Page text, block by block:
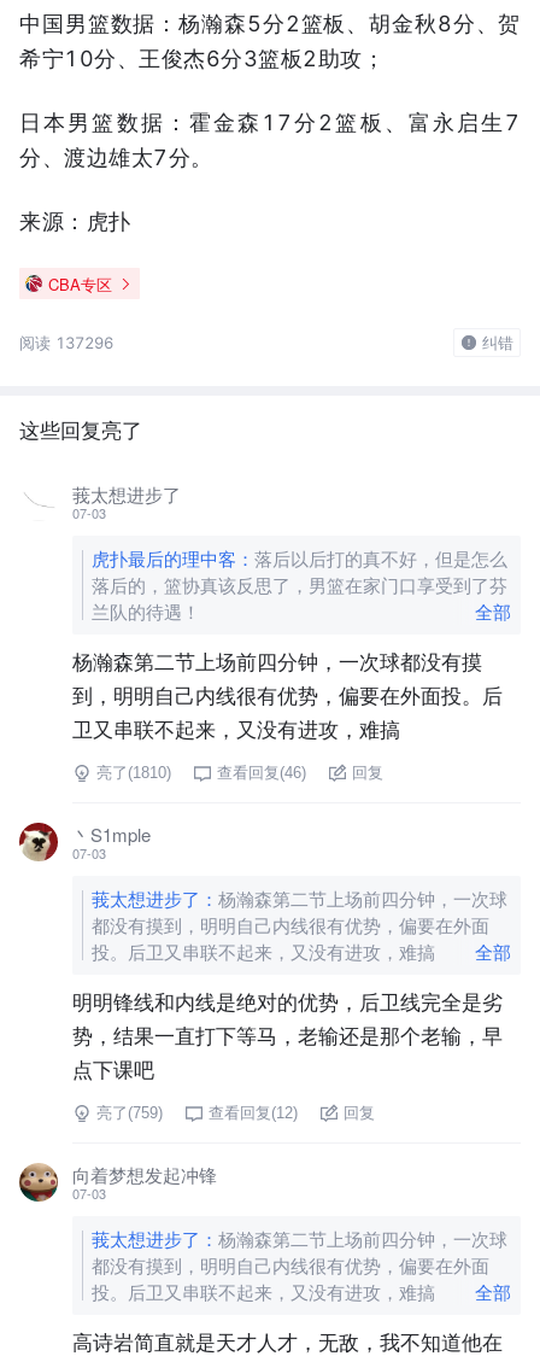
中国男篮数据：杨瀚森5分2篮板、胡金秋8分、贺
希宁10分、王俊杰6分3篮板2助攻；
日本男篮数据：霍金森17分2篮板、富永启生7
分、渡边雄太7分。
来源：虎扑
CBA专区
阅读 137296 纠错
这些回复亮了
莪太想进步了
07-03
虎扑最后的理中客 ： 落后以后打的真不好，但是怎么
落后的，篮协真该反思了，男篮在家门口享受到了芬
兰队的待遇！
全部
杨瀚森第二节上场前四分钟，一次球都没有摸
到，明明自己内线很有优势，偏要在外面投。后
卫又串联不起来，又没有进攻，难搞
亮了(1810) 查看回复(46) 回复
丶S1mple
07-03
莪太想进步了 ： 杨瀚森第二节上场前四分钟，一次球
都没有摸到，明明自己内线很有优势，偏要在外面
投。后卫又串联不起来，又没有进攻，难搞
全部
明明锋线和内线是绝对的优势，后卫线完全是劣
势，结果一直打下等马，老输还是那个老输，早
点下课吧
亮了(759) 查看回复(12) 回复
向着梦想发起冲锋
07-03
莪太想进步了 ： 杨瀚森第二节上场前四分钟，一次球
都没有摸到，明明自己内线很有优势，偏要在外面
投。后卫又串联不起来，又没有进攻，难搞
全部
高诗岩简直就是天才人才，无敌，我不知道他在